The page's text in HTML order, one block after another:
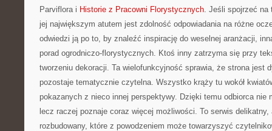
Parviflora i Historie z Pracowni Florystycznych. Jeśli spojrzeć na
jej największym atutem jest zdolność odpowiadania na różne
odwiedzi ją po to, by znaleźć inspirację do weselnej aranżacji,
porad ogrodniczo-florystycznych. Ktoś inny zatrzyma się przy
tworzeniu dekoracji. Ta wielofunkcyjność sprawia, że strona jest
pozostaje tematycznie czytelna. Wszystko krąży tu wokół
pokazanych z nieco innej perspektywy. Dzięki temu odbiorca nie
lecz raczej poznaje coraz więcej możliwości. To serwis delikatny,
rozbudowany, które z powodzeniem może towarzyszyć